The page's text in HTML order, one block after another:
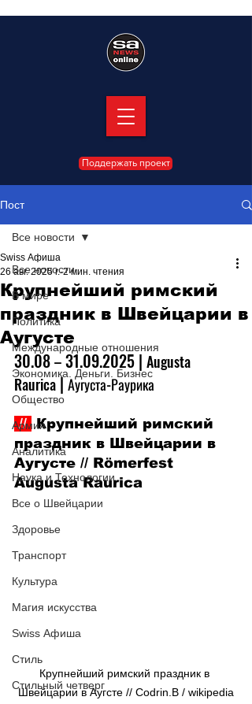
Поддержать проект
Пост
Все новости
В мире
Политика
Международные отношения
Экономика. Деньги. Бизнес
Общество
Армия
Аналитика
Наука и Технологии
Все о Швейцарии
Здоровье
Транспорт
Культура
Магия искусства
Swiss Афиша
Стиль
Стильный четверг
Все новости
Крупнейший римский
праздник в Швейцарии в
Аугусте
Swiss Афиша
26 авг. 2025 г. 2 мин. чтения
30.08 – 31.09.2025 | Augusta
Raurica | Аугуста-Раурика
// Крупнейший римский
праздник в Швейцарии в
Аугусте // Römerfest
Augusta Raurica
Крупнейший римский праздник в
Швейцарии в Аугсте // Codrin.B / wikipedia